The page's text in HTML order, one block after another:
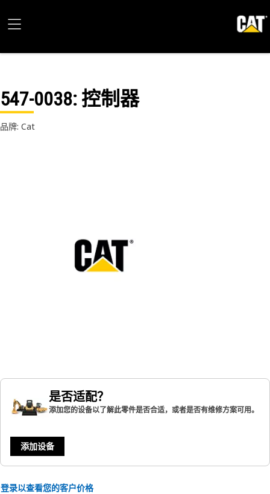
547-0038: 控制器
品牌: Cat
是否适配？
添加您的设备以了解此零件是否合适，或者是否有维修方案可用。
添加设备
登录以查看您的客户价格